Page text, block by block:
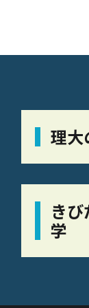
理大
き
学